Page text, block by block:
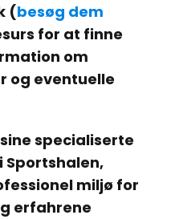
(besøg dem
for at finne
om
og eventuelle
specialiserte
Sportshalen,
miljø for
erfahrene